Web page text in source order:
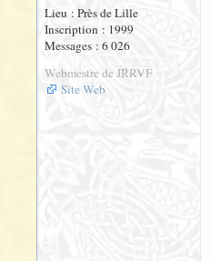
Lieu : Près de Lille
Inscription : 1999
Messages : 6 026
Webmestre de JRRVF
Site Web